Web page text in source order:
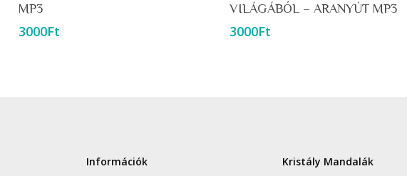
MP3
3000Ft
VILÁGÁBÓL – ARANYÚT MP3
3000Ft
Információk Kristály Mandalák